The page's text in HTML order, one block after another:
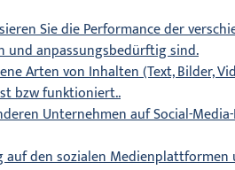
Sie die Performance der
und anpassungsbedürftig sind.
Arten von Inhalten (Text, Bilder,
bzw funktioniert..
Unternehmen auf Social-
auf den sozialen